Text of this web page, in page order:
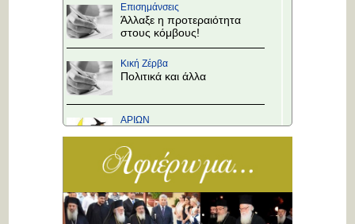
Επισημάνσεις
Άλλαξε η προτεραιότητα
στους κόμβους!
Κική Ζέρβα
Πολιτικά και άλλα
ΑΡΙΩΝ
Τρέλας
Επισημάνσεις
αποφασίσει